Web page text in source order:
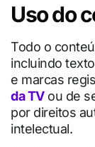
Uso do
Todo o
incluindo
e marcas
da TVou de
por direitos
intelectual.